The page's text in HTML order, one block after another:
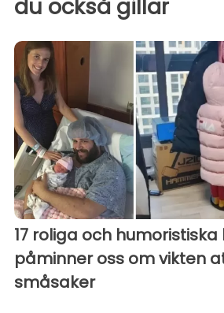
du också gillar
17 roliga och
påminner oss om vikten
småsaker